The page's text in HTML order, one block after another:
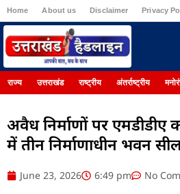
Home About us Disclaimer Privacy
राज्य उत्तराखंड राष्ट्रीय अंतर्राष्ट्रीय
अवैध निर्माणों पर
में तीन निर्माणाधीन भवन
June 23, 2026 6:49 pm No